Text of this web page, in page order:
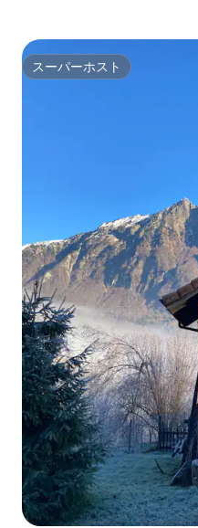
スーパーホスト
スーパーホスト